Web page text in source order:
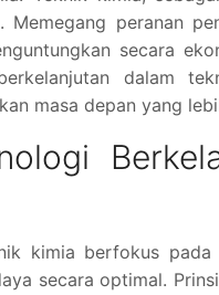
Memegang peranan
secara
dalam
masa depan yang
kimia berfokus
secara optimal.